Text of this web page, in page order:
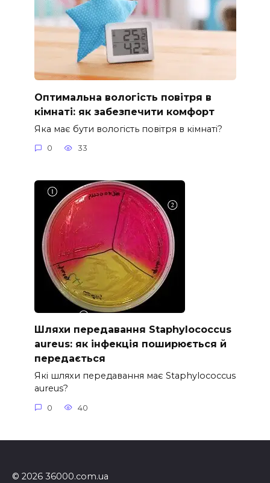
Оптимальна вологість повітря в
кімнаті: як забезпечити комфорт
Яка має бути вологість повітря в кімнаті?
0 33
Шляхи передавання Staphylococcus
aureus: як інфекція поширюється й
передається
Які шляхи передавання має Staphylococcus
aureus?
0 40
© 2026 36000.com.ua